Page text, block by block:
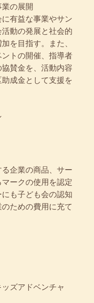
の展開
有益な事業やサン
動の発展と社会的
を目指す。また、
トの開催、指導者
賛金を、活動内容
成金として支援を
企業の商品、サー
ークの使用を認定
も子ども会の認知
ための費用に充て
ズアドベンチャ